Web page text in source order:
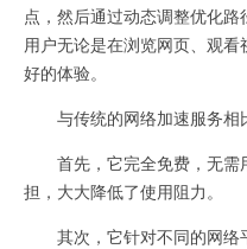
点，然后通过动态调整优化
用户无论是在浏览网页、观
好的体验。
与传统的网络加速服务相
首先，它完全免费，无需
担，大大降低了使用阻力。
其次，它针对不同的网络